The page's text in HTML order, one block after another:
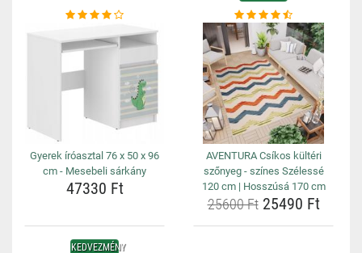
Gyerek íróasztal 76 x 50 x 96
cm - Mesebeli sárkány
47330 Ft
AVENTURA Csíkos kültéri
szőnyeg - színes Szélessé
120 cm | Hosszúsá 170 cm
25600 Ft25490 Ft
KEDVEZMÉNY